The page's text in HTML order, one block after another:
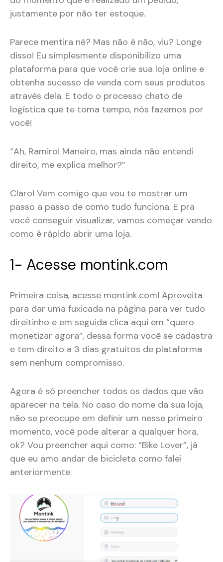
justamente por não ter estoque.
Parece mentira né? Mas não é não, viu? Longe
disso! Eu simplesmente disponibilizo uma
plataforma para que você crie sua loja online e
obtenha sucesso de venda com seus produtos
através dela. E todo o processo chato de
logística que te toma tempo, nós fazemos por
você!
“Ah, Ramiro! Maneiro, mas ainda não entendi
direito, me explica melhor?”
Claro! Vem comigo que vou te mostrar um
passo a passo de como tudo funciona. E pra
você conseguir visualizar, vamos começar vendo
como é rápido abrir uma loja.
1- Acesse montink.com
Primeira coisa, acesse montink.com! Aproveita
para dar uma fuxicada na página para ver tudo
direitinho e em seguida clica aqui em “quero
monetizar agora”, dessa forma você se cadastra
e tem direito a 3 dias gratuitos de plataforma
sem nenhum compromisso.
Agora é só preencher todos os dados que vão
aparecer na tela. No caso do nome da sua loja,
não se preocupe em definir um nesse primeiro
momento, você pode alterar a qualquer hora,
ok? Vou preencher aqui como: “Bike Lover”, já
que eu amo andar de bicicleta como falei
anteriormente.